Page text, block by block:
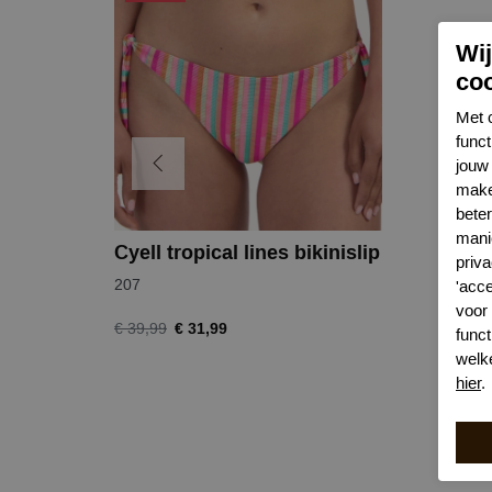
Cyell tropical lines bikinislip
207
€ 39,99 € 31,99
Met
voor
hier.